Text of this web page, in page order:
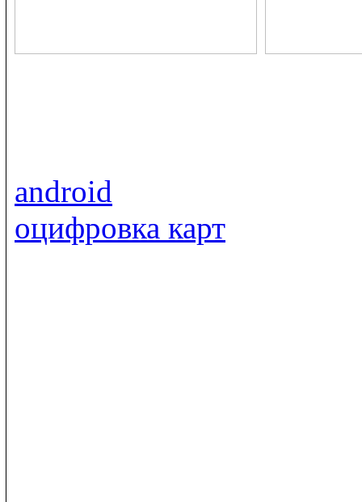
android
оцифровка карт